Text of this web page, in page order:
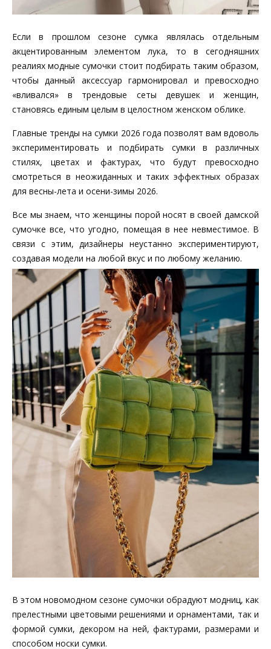
Если в прошлом сезоне сумка являлась отдельным
акцентированным элементом лука, то в сегодняшних
реалиях модные сумочки стоит подбирать таким образом,
чтобы данный аксессуар гармонировал и превосходно
«вливался» в трендовые сеты девушек и женщин,
становясь единым целым в целостном женском облике.
Главные тренды на сумки 2026 года позволят вам вдоволь
экспериментировать и подбирать сумки в различных
стилях, цветах и фактурах, что будут превосходно
смотреться в неожиданных и таких эффектных образах
для весны-лета и осени-зимы 2026.
Все мы знаем, что женщины порой носят в своей дамской
сумочке все, что угодно, помещая в нее невместимое. В
связи с этим, дизайнеры неустанно экспериментируют,
создавая модели на любой вкус и по любому желанию.
В этом новомодном сезоне сумочки обрадуют модниц, как
прелестными цветовыми решениями и орнаментами, так и
формой сумки, декором на ней, фактурами, размерами и
способом носки сумки.